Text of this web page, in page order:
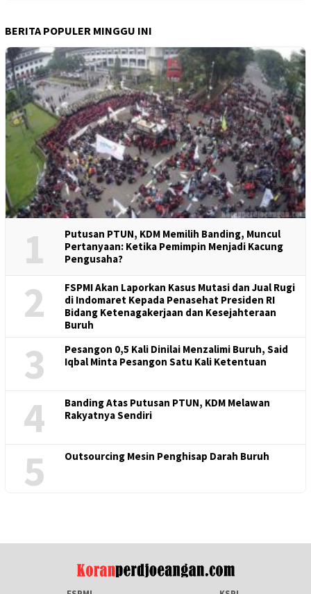
BERITA POPULER MINGGU INI
1
Putusan PTUN, KDM Memilih Banding, Muncul
Pertanyaan: Ketika Pemimpin Menjadi Kacung
Pengusaha?
2
FSPMI Akan Laporkan Kasus Mutasi dan Jual Rugi
di Indomaret Kepada Penasehat Presiden RI
Bidang Ketenagakerjaan dan Kesejahteraan
Buruh
3
Pesangon 0,5 Kali Dinilai Menzalimi Buruh, Said
Iqbal Minta Pesangon Satu Kali Ketentuan
4
Banding Atas Putusan PTUN, KDM Melawan
Rakyatnya Sendiri
5 Outsourcing Mesin Penghisap Darah Buruh